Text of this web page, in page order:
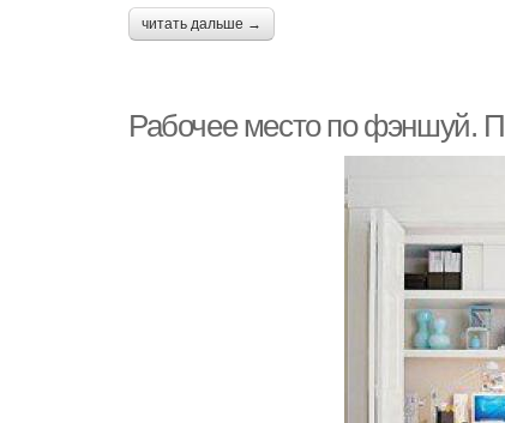
читать дальше →
Рабочее место по фэншуй.